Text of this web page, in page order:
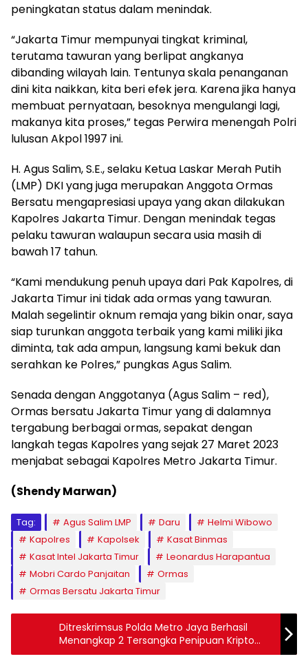
peningkatan status dalam menindak.
“Jakarta Timur mempunyai tingkat kriminal,
terutama tawuran yang berlipat angkanya
dibanding wilayah lain. Tentunya skala penanganan
dini kita naikkan, kita beri efek jera. Karena jika hanya
membuat pernyataan, besoknya mengulangi lagi,
makanya kita proses,” tegas Perwira menengah Polri
lulusan Akpol 1997 ini.
H. Agus Salim, S.E., selaku Ketua Laskar Merah Putih
(LMP) DKI yang juga merupakan Anggota Ormas
Bersatu mengapresiasi upaya yang akan dilakukan
Kapolres Jakarta Timur. Dengan menindak tegas
pelaku tawuran walaupun secara usia masih di
bawah 17 tahun.
“Kami mendukung penuh upaya dari Pak Kapolres, di
Jakarta Timur ini tidak ada ormas yang tawuran.
Malah segelintir oknum remaja yang bikin onar, saya
siap turunkan anggota terbaik yang kami miliki jika
diminta, tak ada ampun, langsung kami bekuk dan
serahkan ke Polres,” pungkas Agus Salim.
Senada dengan Anggotanya (Agus Salim – red),
Ormas bersatu Jakarta Timur yang di dalamnya
tergabung berbagai ormas, sepakat dengan
langkah tegas Kapolres yang sejak 27 Maret 2023
menjabat sebagai Kapolres Metro Jakarta Timur.
(Shendy Marwan)
Tag: Agus Salim LMP Daru
Helmi Wibowo
Kapolres
Kapolsek
Kasat Binmas
Kasat Intel Jakarta Timur
Leonardus Harapantua
Mobri Cardo Panjaitan
Ormas
Ormas Bersatu Jakarta Timur
Ditreskrimsus Polda Metro Jaya Berhasil
Menangkap 2 Tersangka Penipuan Kripto
Indodax